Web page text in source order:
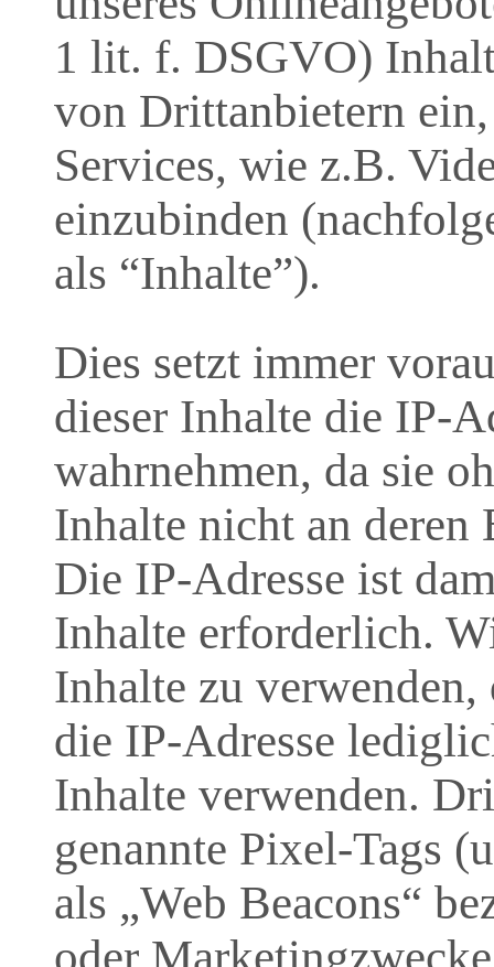
1 lit. f. DSGVO)
von Drittanbietern
Services, wie z.B.
einzubinden
als “Inhalte”).
Dies setzt immer
dieser Inhalte die IP-
wahrnehmen, da sie
Inhalte nicht an deren
Die IP-Adresse ist
Inhalte erforderlich.
Inhalte zu
die IP-Adresse
Inhalte verwenden.
genannte Pixel-Tags
als „Web Beacons“
oder